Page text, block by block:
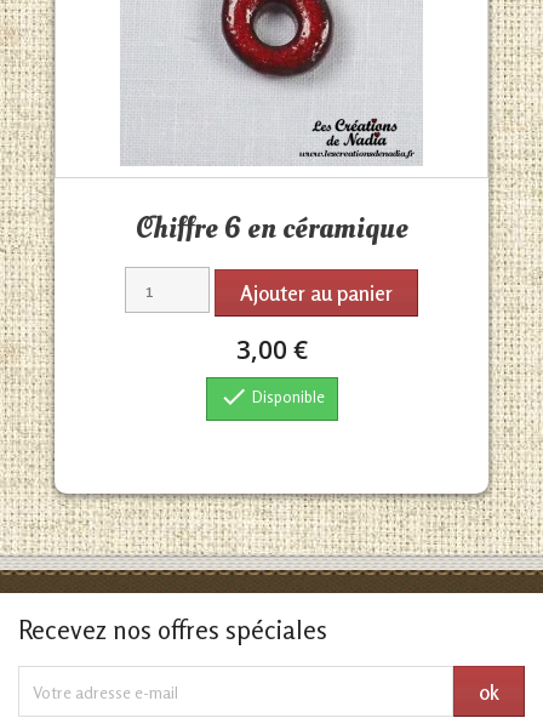
Chiffre 6 en céramique
Ajouter au panier
3,00 €
 Disponible
Recevez nos offres spéciales